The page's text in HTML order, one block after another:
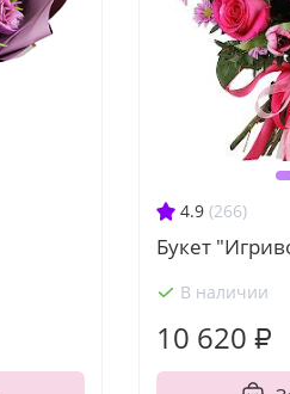
4.9 (266)
Букет
В наличии
10 620 ₽